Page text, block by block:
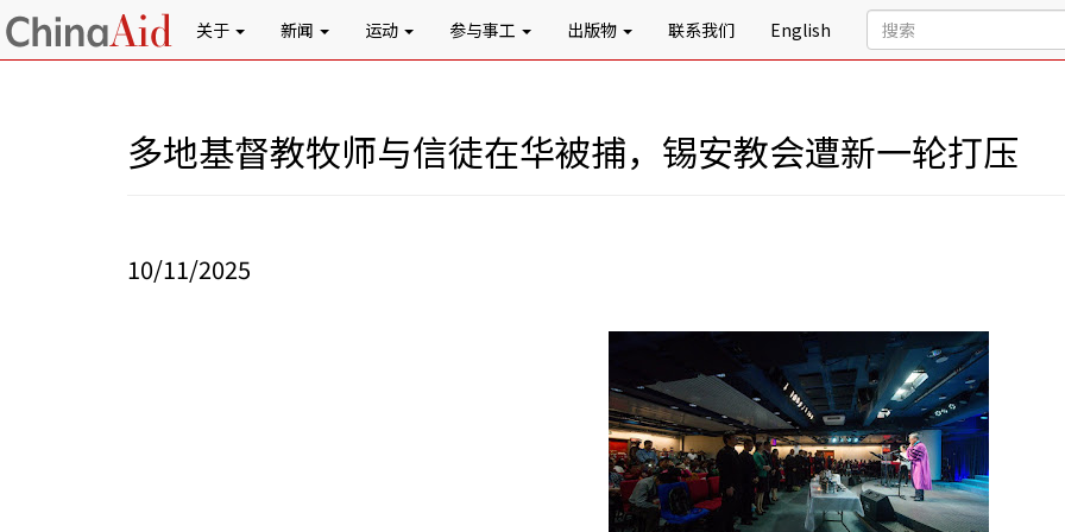
关于 新闻 运动 参与事工 出版物 联系我们 English
多地基督教牧师与信徒在华被捕，锡安教会遭新一轮打压
10/11/2025